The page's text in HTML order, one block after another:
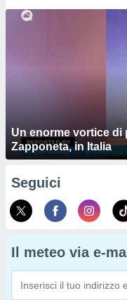
Un enorme vortice di
Zapponeta, in Italia
Seguici
Il meteo via e-